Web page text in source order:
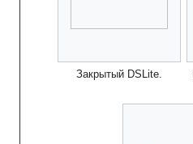
Закрытый DSLite.